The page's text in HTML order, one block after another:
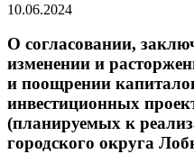
10.06.2024
О согласовании,
изменении и
и поощрении
инвестиционных
(планируемых к
городского округа